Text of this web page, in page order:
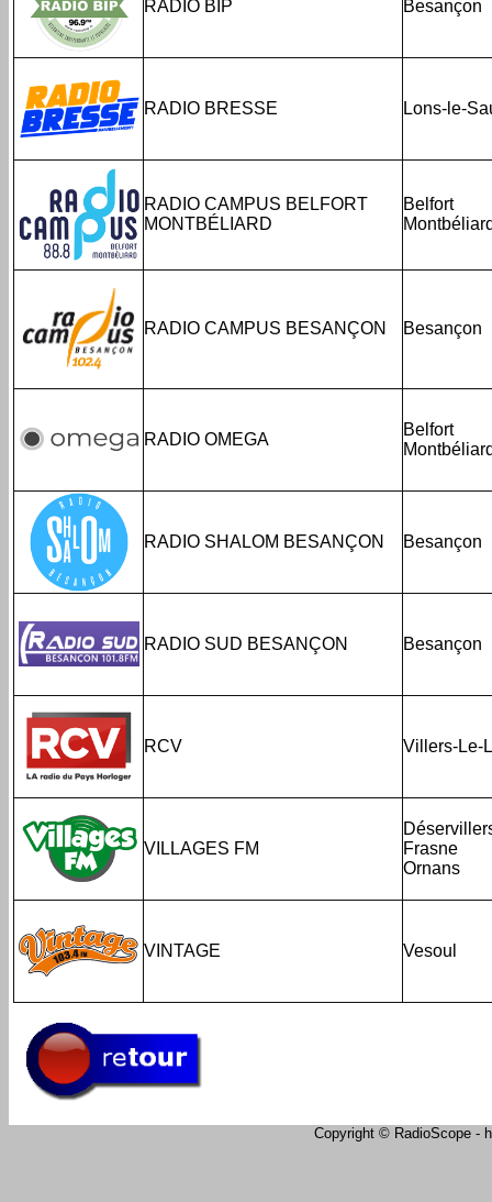
RADIO BIP Besançon
RADIO BRESSE Lons-le-
RADIO CAMPUS BELFORT
MONTBÉLIARD
Belfort
RADIO CAMPUS BESANÇON Besançon
RADIO OMEGA
Belfort
RADIO SHALOM BESANÇON Besançon
RADIO SUD BESANÇON Besançon
RCV Villers-Le-
VILLAGES FM
Frasne
Ornans
VINTAGE Vesoul
Copyright © RadioScope -